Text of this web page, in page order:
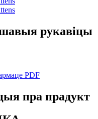
рукавіцы
PDF
пра прадукт